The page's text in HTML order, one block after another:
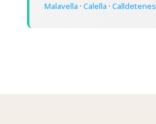
Malavella · Calella · Calldetenes